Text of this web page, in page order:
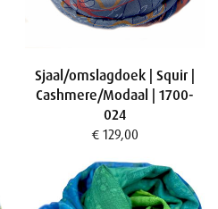
Sjaal/omslagdoek | Squir |
Cashmere/Modaal | 1700-
024
€ 129,00